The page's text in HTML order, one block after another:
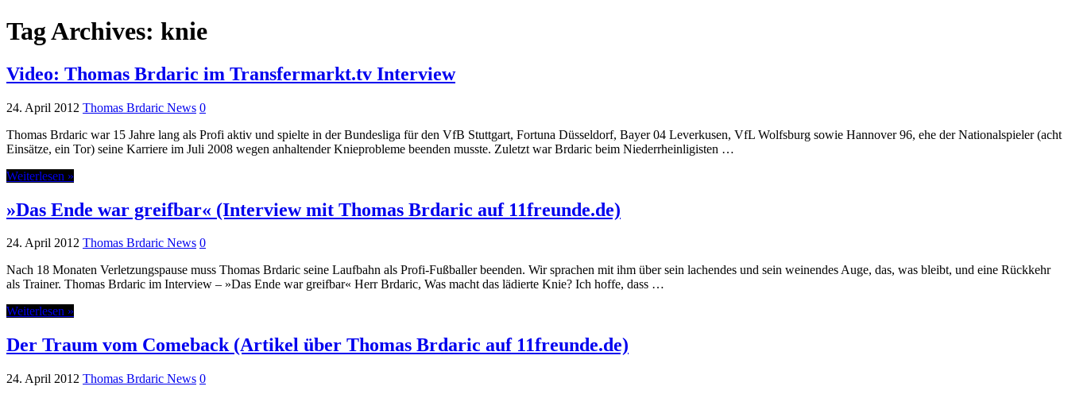
Tag Archives: knie
Video: Thomas Brdaric im Transfermarkt.tv Interview
24. April 2012 Thomas Brdaric News 0
Thomas Brdaric war 15 Jahre lang als Profi aktiv und spielte in der Bundesliga für den VfB Stuttgart, Fortuna Düsseldorf, Bayer 04 Leverkusen, VfL Wolfsburg sowie Hannover 96, ehe der Nationalspieler (acht
Einsätze, ein Tor) seine Karriere im Juli 2008 wegen anhaltender Knieprobleme beenden musste. Zuletzt war Brdaric beim Niederrheinligisten …
Weiterlesen »
»Das Ende war greifbar« (Interview mit Thomas Brdaric auf 11freunde.de)
24. April 2012 Thomas Brdaric News 0
Nach 18 Monaten Verletzungspause muss Thomas Brdaric seine Laufbahn als Profi-Fußballer beenden. Wir sprachen mit ihm über sein lachendes und sein weinendes Auge, das, was bleibt, und eine Rückkehr
als Trainer. Thomas Brdaric im Interview – »Das Ende war greifbar« Herr Brdaric, Was macht das lädierte Knie? Ich hoffe, dass …
Weiterlesen »
Der Traum vom Comeback (Artikel über Thomas Brdaric auf 11freunde.de)
24. April 2012 Thomas Brdaric News 0